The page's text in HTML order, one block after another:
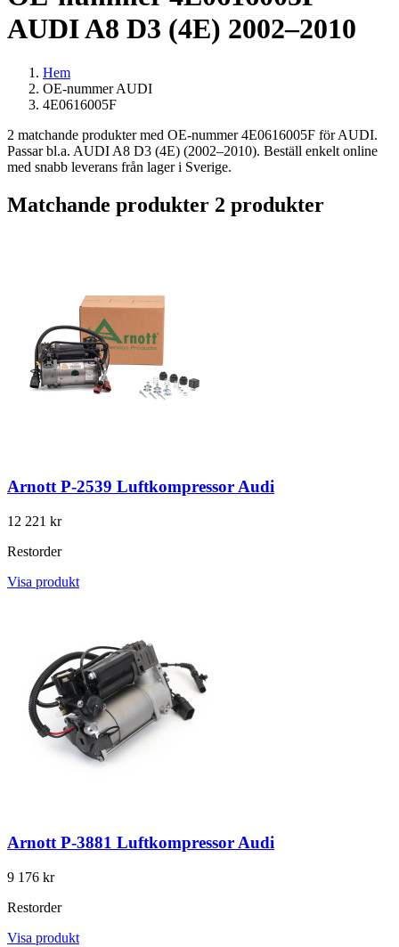
AUDI A8 D3 (4E) 2002–2010
Hem
OE-nummer AUDI
4E0616005F
2 matchande produkter med OE-nummer 4E0616005F för AUDI.
Passar bl.a. AUDI A8 D3 (4E) (2002–2010). Beställ enkelt online
med snabb leverans från lager i Sverige.
Matchande produkter 2 produkter
Arnott P-2539 Luftkompressor Audi
12 221 kr
Restorder
Visa produkt
Arnott P-3881 Luftkompressor Audi
9 176 kr
Restorder
Visa produkt